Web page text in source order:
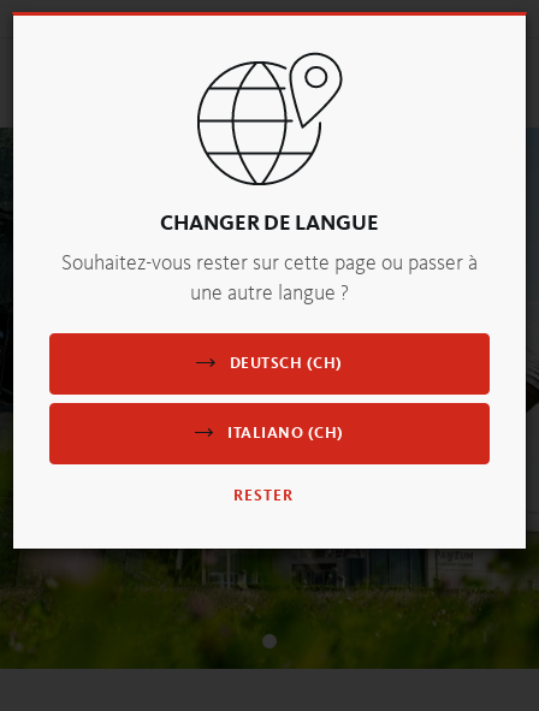
CHANGER DE LANGUE
Souhaitez-vous rester sur cette page ou passer à
une autre langue ?
DEUTSCH (CH)
ITALIANO (CH)
RESTER